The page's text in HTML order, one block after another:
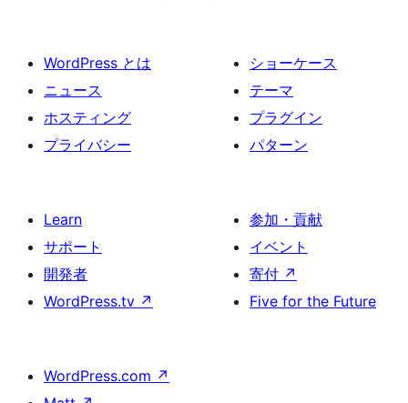
WordPress とは
ニュース
ホスティング
プライバシー
ショーケース
テーマ
プラグイン
パターン
Learn
サポート
開発者
WordPress.tv ↗
参加・貢献
イベント
寄付 ↗
Five for the Future
WordPress.com ↗